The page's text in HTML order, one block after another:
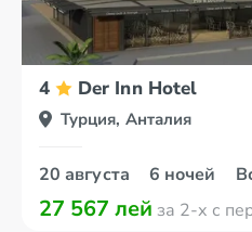
4 Der Inn Hotel
Турция, Анталия
20 августа 6 ночей
27 567 лей за 2-х с